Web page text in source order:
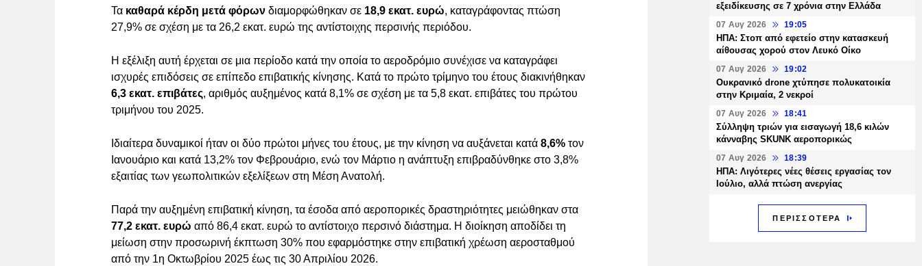
Τα καθαρά κέρδη μετά φόρων διαμορφώθηκαν σε 18,9 εκατ. ευρώ, καταγράφοντας πτώση
27,9% σε σχέση με τα 26,2 εκατ. ευρώ της αντίστοιχης περσινής περιόδου.
Η εξέλιξη αυτή έρχεται σε μια περίοδο κατά την οποία το αεροδρόμιο συνέχισε να καταγράφει
ισχυρές επιδόσεις σε επίπεδο επιβατικής κίνησης. Κατά το πρώτο τρίμηνο του έτους διακινήθηκαν
6,3 εκατ. επιβάτες, αριθμός αυξημένος κατά 8,1% σε σχέση με τα 5,8 εκατ. επιβάτες του πρώτου
τριμήνου του 2025.
Ιδιαίτερα δυναμικοί ήταν οι δύο πρώτοι μήνες του έτους, με την κίνηση να αυξάνεται κατά 8,6% τον
Ιανουάριο και κατά 13,2% τον Φεβρουάριο, ενώ τον Μάρτιο η ανάπτυξη επιβραδύνθηκε στο 3,8%
εξαιτίας των γεωπολιτικών εξελίξεων στη Μέση Ανατολή.
Παρά την αυξημένη επιβατική κίνηση, τα έσοδα από αεροπορικές δραστηριότητες μειώθηκαν στα
77,2 εκατ. ευρώ από 86,4 εκατ. ευρώ το αντίστοιχο περσινό διάστημα. Η διοίκηση αποδίδει τη
μείωση στην προσωρινή έκπτωση 30% που εφαρμόστηκε στην επιβατική χρέωση αεροσταθμού
από την 1η Οκτωβρίου 2025 έως τις 30 Απριλίου 2026.
εξειδίκευσης σε 7 χρόνια στην Ελλάδα
07 Αυγ 2026 19:05
ΗΠΑ: Στοπ από εφετείο στην κατασκευή
αίθουσας χορού στον Λευκό Οίκο
07 Αυγ 2026 19:02
Ουκρανικό drone χτύπησε πολυκατοικία
στην Κριμαία, 2 νεκροί
07 Αυγ 2026 18:41
Σύλληψη τριών για εισαγωγή 18,6 κιλών
κάνναβης SKUNK αεροπορικώς
07 Αυγ 2026 18:39
ΗΠΑ: Λιγότερες νέες θέσεις εργασίας τον
Ιούλιο, αλλά πτώση ανεργίας
ΠΕΡΙΣΣΟΤΕΡΑ